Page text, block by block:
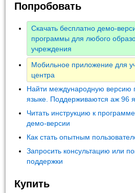
Попробовать
Скачать бесплатно демо-
программы для любого
учреждения
Мобильное приложение для
центра
Найти международную версию
языке. Поддерживаются аж 96
Читать инструкцию к
демо-версии
Как стать опытным
Запросить консультацию или
поддержки
Купить